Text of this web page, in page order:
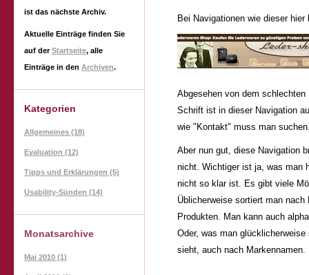
Bei Navigationen wie dieser hier
Abgesehen von dem
Schrift ist in dieser Navigation
wie "Kontakt" muss man
Aber nun gut, diese Navigation
nicht. Wichtiger ist ja, was man
nicht so klar ist. Es gibt viele
Üblicherweise sortiert man
Produkten. Man kann auch
Oder, was man
sieht, auch nach Markennamen.
ist das nächste Archiv.
Aktuelle Einträge finden Sie
auf derStartseite, alle
Einträge in den Archiven.
Kategorien
Allgemeines (18)
Evaluation (12)
Tipps und Erklärungen (5)
Usability-Sünden (14)
Monatsarchive
Mai 2010 (1)